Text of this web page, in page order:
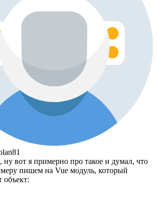
, ну вот я примерно про такое и думал, что
пишем на Vue модуль, который
объект: